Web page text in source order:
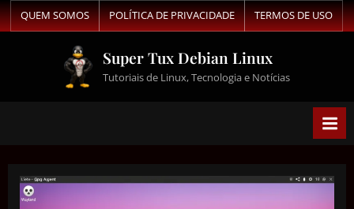
QUEM SOMOS POLÍTICA DE PRIVACIDADE TERMOS DE USO
Super Tux Debian Linux
Tutoriais de Linux, Tecnologia e Notícias